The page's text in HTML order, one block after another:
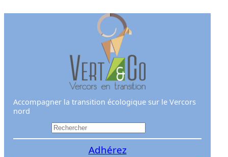
Accompagner la transition écologique sur le Vercors
nord
e
Adhérez